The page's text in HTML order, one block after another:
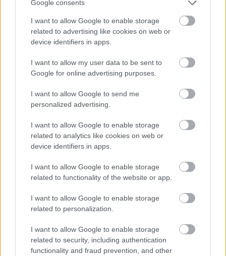
Google consents
I want to allow Google to enable storage
related to advertising like cookies on web or
device identifiers in apps.
I want to allow my user data to be sent to
Google for online advertising purposes.
I want to allow Google to send me
personalized advertising.
I want to allow Google to enable storage
related to analytics like cookies on web or
device identifiers in apps.
I want to allow Google to enable storage
related to functionality of the website or app.
I want to allow Google to enable storage
related to personalization.
I want to allow Google to enable storage
related to security, including authentication
functionality and fraud prevention, and other
Fotográfusok és témák
mai manó ház hírek (718) magnum photos 217)
magyar fotográfiai múzeum (80)
a hét fotója (381 ) andré kertész (103 )